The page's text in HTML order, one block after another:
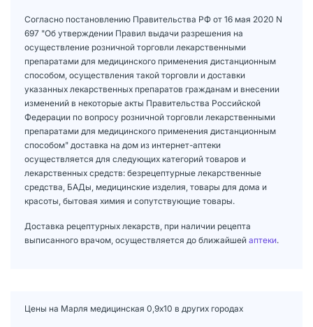
Согласно постановлению Правительства РФ от 16 мая 2020 N
697 "Об утверждении Правил выдачи разрешения на
осуществление розничной торговли лекарственными
препаратами для медицинского применения дистанционным
способом, осуществления такой торговли и доставки
указанных лекарственных препаратов гражданам и внесении
изменений в некоторые акты Правительства Российской
Федерации по вопросу розничной торговли лекарственными
препаратами для медицинского применения дистанционным
способом" доставка на дом из интернет-аптеки
осуществляется для следующих категорий товаров и
лекарственных средств: безрецептурные лекарственные
средства, БАДы, медицинские изделия, товары для дома и
красоты, бытовая химия и сопутствующие товары.
Доставка рецептурных лекарств, при наличии рецепта
выписанного врачом, осуществляется до ближайшей аптеки.
Цены на Марля медицинская 0,9х10 в других городах